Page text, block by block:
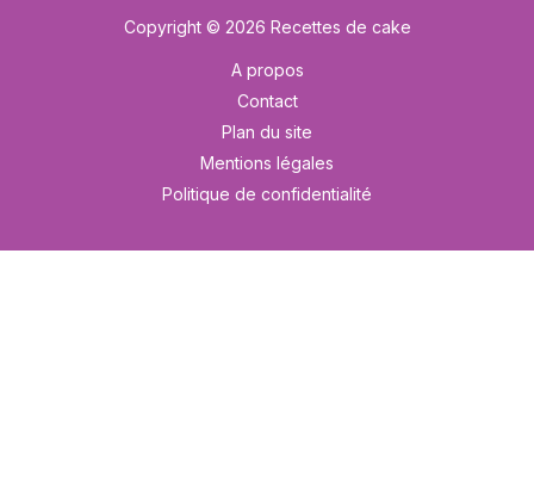
Copyright © 2026 Recettes de cake
A propos
Contact
Plan du site
Mentions légales
Politique de confidentialité